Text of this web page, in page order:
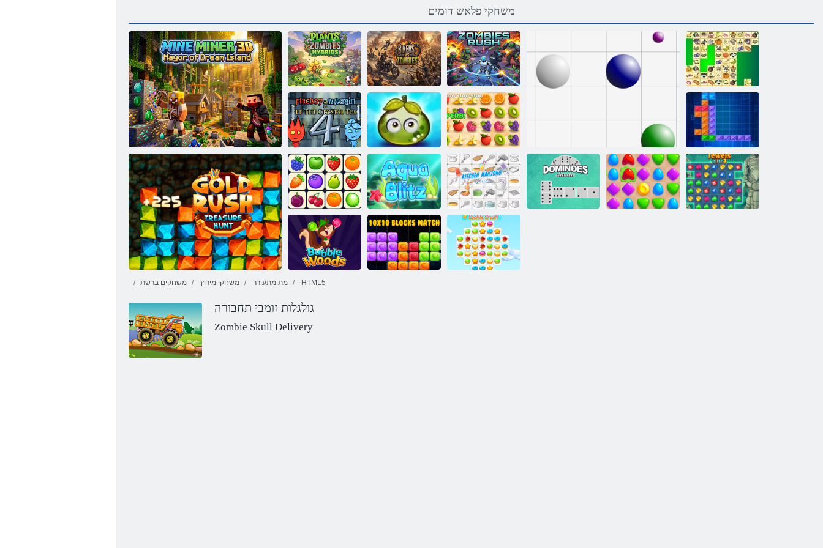
משחקי פלאש דומים
Mine Miner 3D: תייריע שאר Dream Island
תוידירביה םיבמוז
דגנ םיחמצ
םיבמוז דגנ
םינעונפוא
שאר םיבמוז קריס ונג
Fireboy ו-
WaterGirl 4:
Temple Crystal
פירות יער
עסיסיים
הרפתקאות
יסו שד סקירטנט
Onet יסאלק
רוביח
ץילב הווקא גנו'חמ חבטמ
סדוו העוב
משחקים ברשת משחקי מירוץ מת מתעורר HTML5
גולגלות זומבי תחבורה
Zombie Skull Delivery